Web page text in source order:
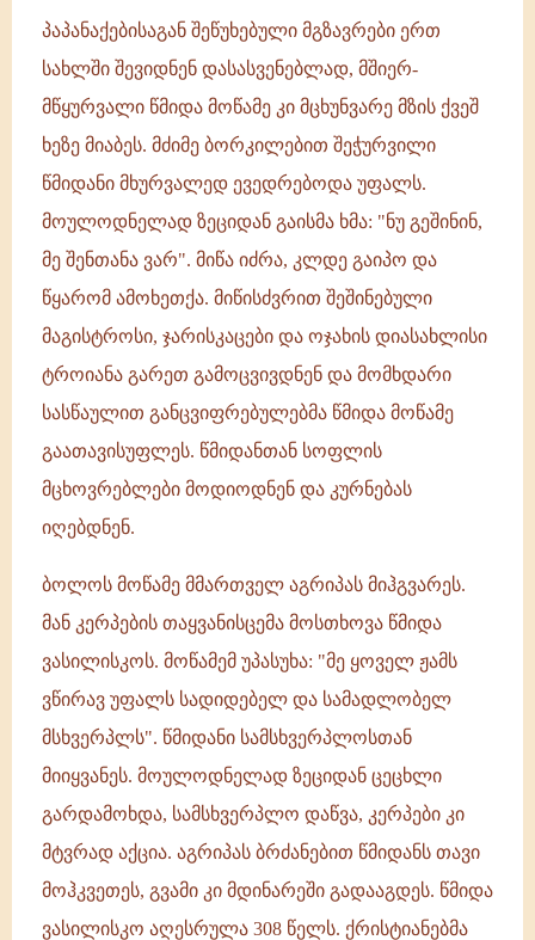
პაპანაქებისაგან შეწუხებული მგზავრები ერთ
სახლში შევიდნენ დასასვენებლად, მშიერ-
მწყურვალი წმიდა მოწამე კი მცხუნვარე მზის ქვეშ
ხეზე მიაბეს. მძიმე ბორკილებით შეჭურვილი
წმიდანი მხურვალედ ევედრებოდა უფალს.
მოულოდნელად ზეციდან გაისმა ხმა: "ნუ გეშინინ,
მე შენთანა ვარ". მიწა იძრა, კლდე გაიპო და
წყარომ ამოხეთქა. მიწისძვრით შეშინებული
მაგისტროსი, ჯარისკაცები და ოჯახის დიასახლისი
ტროიანა გარეთ გამოცვივდნენ და მომხდარი
სასწაულით განცვიფრებულებმა წმიდა მოწამე
გაათავისუფლეს. წმიდანთან სოფლის
მცხოვრებლები მოდიოდნენ და კურნებას
იღებდნენ.
ბოლოს მოწამე მმართველ აგრიპას მიჰგვარეს.
მან კერპების თაყვანისცემა მოსთხოვა წმიდა
ვასილისკოს. მოწამემ უპასუხა: "მე ყოველ ჟამს
ვწირავ უფალს სადიდებელ და სამადლობელ
მსხვერპლს". წმიდანი სამსხვერპლოსთან
მიიყვანეს. მოულოდნელად ზეციდან ცეცხლი
გარდამოხდა, სამსხვერპლო დაწვა, კერპები კი
მტვრად აქცია. აგრიპას ბრძანებით წმიდანს თავი
მოჰკვეთეს, გვამი კი მდინარეში გადააგდეს. წმიდა
ვასილისკო აღესრულა 308 წელს. ქრისტიანებმა